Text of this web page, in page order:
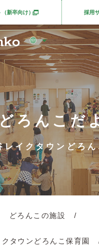
（新卒向け）
別ウィンドウで開きます 採用
ろんこだ
レイクタウンどろ
どろんこの施設
タウンどろんこ保育園